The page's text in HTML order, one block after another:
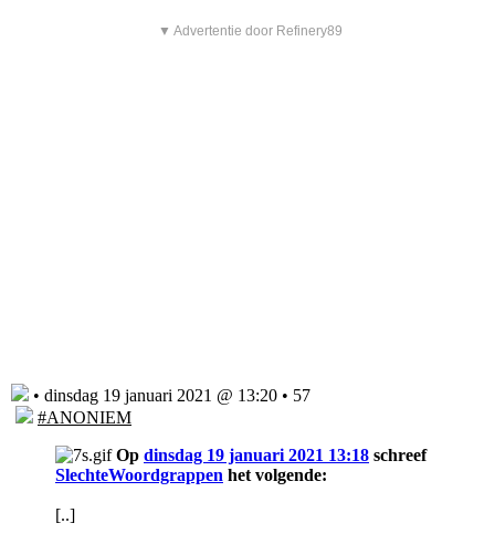
▼ Advertentie door Refinery89
• dinsdag 19 januari 2021 @ 13:20 • 57
#ANONIEM
Op dinsdag 19 januari 2021 13:18 schreef
SlechteWoordgrappen het volgende:
[..]